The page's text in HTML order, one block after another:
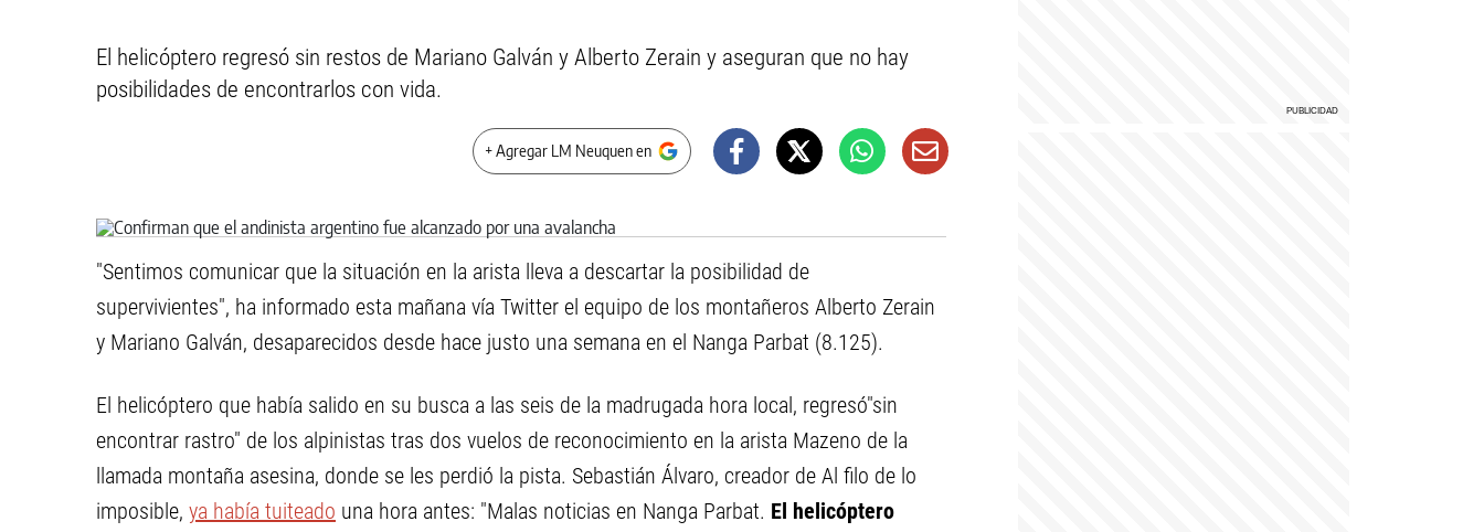
El helicóptero regresó sin restos de Mariano Galván y Alberto Zerain y aseguran que no hay
posibilidades de encontrarlos con vida.
+ Agregar LM Neuquen en
"Sentimos comunicar que la situación en la arista lleva a descartar la posibilidad de
supervivientes", ha informado esta mañana vía Twitter el equipo de los montañeros Alberto Zerain
y Mariano Galván, desaparecidos desde hace justo una semana en el Nanga Parbat (8.125).
El helicóptero que había salido en su busca a las seis de la madrugada hora local, regresó"sin
encontrar rastro" de los alpinistas tras dos vuelos de reconocimiento en la arista Mazeno de la
llamada montaña asesina, donde se les perdió la pista. Sebastián Álvaro‏, creador de Al filo de lo
imposible, ya había tuiteado una hora antes: "Malas noticias en Nanga Parbat. El helicóptero